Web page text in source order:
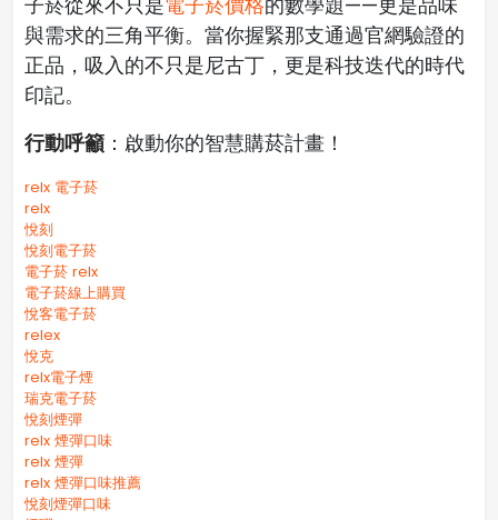
與需求的三角平衡。當你握緊那支通過官網驗證的
正品，吸入的不只是尼古丁，更是科技迭代的時代
印記。
行動呼籲 ：啟動你的智慧購菸計畫！
relx 電子菸
relx
悅刻
悅刻電子菸
電子菸 relx
電子菸線上購買
悅客電子菸
relex
悅克
relx電子煙
瑞克電子菸
悅刻煙彈
relx 煙彈口味
relx 煙彈
relx 煙彈口味推薦
悅刻煙彈口味